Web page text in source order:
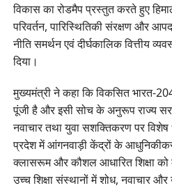
विकास का रोडमैप प्रस्तुत करते हुए
परिवर्तन, पारिस्थितिकी संरक्षण और
नीति समर्थन एवं दीर्घकालिक वित्तीय
दिया।
मुख्यमंत्री ने कहा कि विकसित भारत-
पूंजी है और इसी सोच के अनुरूप राज्य
नवाचार तथा युवा सशक्तिकरण पर विशेष
प्रदेश में आंगनवाड़ी केंद्रों के
क्लासरूम और कौशल आधारित शिक्षा को
उच्च शिक्षा संस्थानों में शोध, नवाचार और